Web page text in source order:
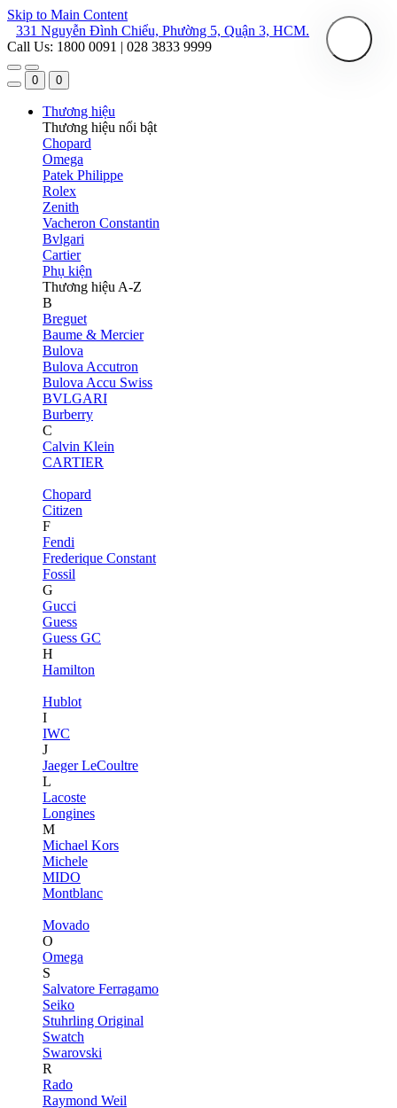
Skip to Main Content
331 Nguyễn Đình Chiểu, Phường 5, Quận 3, HCM.
Call Us: 1800 0091 | 028 3833 9999
0 0
Thương hiệu
Thương hiệu nổi bật
Chopard
Omega
Patek Philippe
Rolex
Zenith
Vacheron Constantin
Bvlgari
Cartier
Phụ kiện
Thương hiệu A-Z
B
Breguet
Baume & Mercier
Bulova
Bulova Accutron
Bulova Accu Swiss
BVLGARI
Burberry
C
Calvin Klein
CARTIER
Chopard
Citizen
F
Fendi
Frederique Constant
Fossil
G
Gucci
Guess
Guess GC
H
Hamilton
Hublot
I
IWC
J
Jaeger LeCoultre
L
Lacoste
Longines
M
Michael Kors
Michele
MIDO
Montblanc
Movado
O
Omega
S
Salvatore Ferragamo
Seiko
Stuhrling Original
Swatch
Swarovski
R
Rado
Raymond Weil